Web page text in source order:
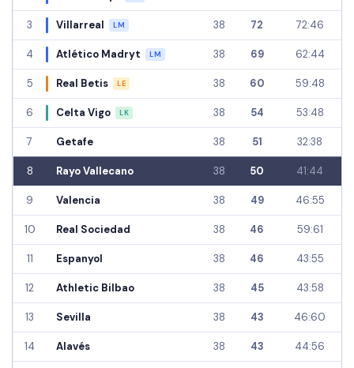
3 Villarreal LM 38 72 72:46
4 Atlético Madryt LM 38 69 62:44
5 Real Betis LE 38 60 59:48
6 Celta Vigo LK 38 54 53:48
7 Getafe 38 51 32:38
8 Rayo Vallecano 38 50 41:44
9 Valencia 38 49 46:55
10 Real Sociedad 38 46 59:61
11 Espanyol 38 46 43:55
12 Athletic Bilbao 38 45 43:58
13 Sevilla 38 43 46:60
14 Alavés 38 43 44:56